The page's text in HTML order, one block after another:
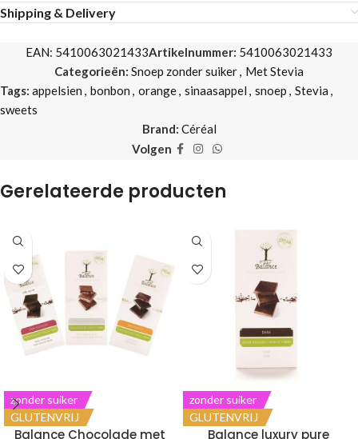
Shipping & Delivery
EAN: 5410063021433Artikelnummer: 5410063021433
Categorieën: Snoep zonder suiker, Met Stevia
Tags: appelsien , bonbon , orange, sinaasappel , snoep , Stevia ,
sweets
Brand: Céréal
Volgen
Gerelateerde producten
zonder suiker
GLUTENVRIJ
Balance Chocolade met
zonder suiker
GLUTENVRIJ
Balance luxury pure